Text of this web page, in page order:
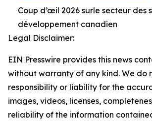
Coup d’œil 2026 surle secteur des
développement canadien
Legal Disclaimer:
EIN Presswire provides this news
without warranty of any kind. We do
responsibility or liability for the
images, videos, licenses,
reliability of the information